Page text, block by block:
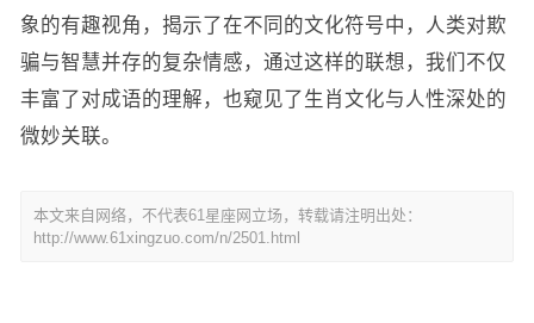
象的有趣视角，揭示了在不同的文化符号中，人类对欺
骗与智慧并存的复杂情感，通过这样的联想，我们不仅
丰富了对成语的理解，也窥见了生肖文化与人性深处的
微妙关联。
本文来自网络，不代表61星座网立场，转载请注明出处：
http://www.61xingzuo.com/n/2501.html